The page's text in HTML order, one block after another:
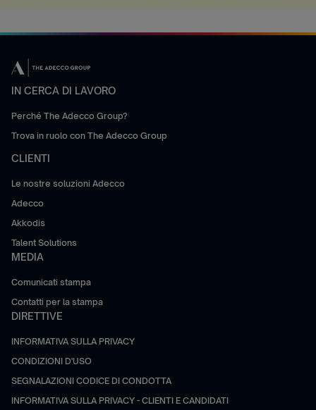
IN CERCA DI LAVORO
Perché The Adecco Group?
Trova in ruolo con The Adecco Group
CLIENTI
Le nostre soluzioni Adecco
Adecco
Akkodis
Talent Solutions
MEDIA
Comunicati stampa
Contatti per la stampa
DIRETTIVE
INFORMATIVA SULLA PRIVACY
CONDIZIONI D'USO
SEGNALAZIONI CODICE DI CONDOTTA
INFORMATIVA SULLA PRIVACY - CLIENTI E CANDIDATI